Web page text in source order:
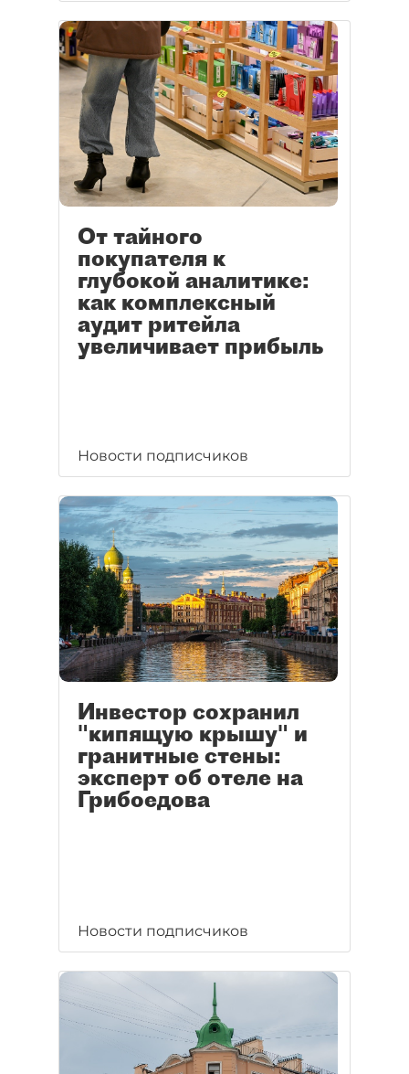
От тайного
покупателя к
глубокой аналитике:
как комплексный
аудит ритейла
увеличивает прибыль
Новости подписчиков
Инвестор сохранил
"кипящую крышу" и
гранитные стены:
эксперт об отеле на
Грибоедова
Новости подписчиков